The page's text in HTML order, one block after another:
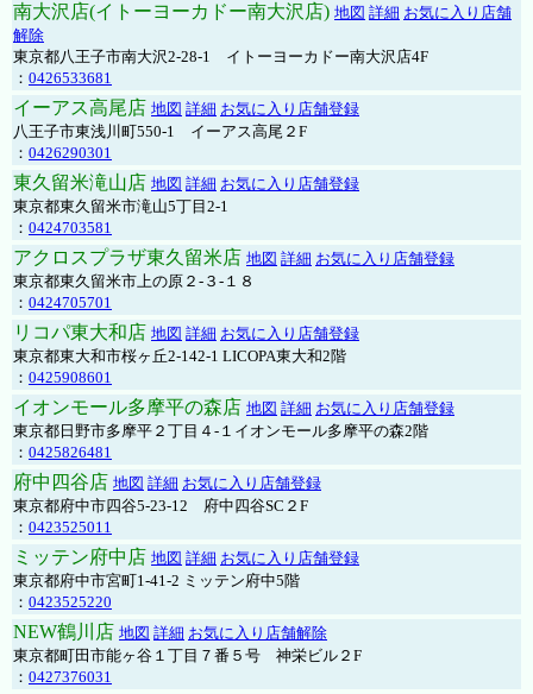
南大沢店(イトーヨーカドー南大沢店) 地図 詳細 お気に入り店舗
解除
東京都八王子市南大沢2-28-1 イトーヨーカドー南大沢店4F
： 0426533681
イーアス高尾店 地図 詳細 お気に入り店舗登録
八王子市東浅川町550-1 イーアス高尾２F
： 0426290301
東久留米滝山店 地図 詳細 お気に入り店舗登録
東京都東久留米市滝山5丁目2-1
： 0424703581
アクロスプラザ東久留米店 地図 詳細 お気に入り店舗登録
東京都東久留米市上の原２-３-１８
： 0424705701
リコパ東大和店 地図 詳細 お気に入り店舗登録
東京都東大和市桜ヶ丘2-142-1 LICOPA東大和2階
： 0425908601
イオンモール多摩平の森店 地図 詳細 お気に入り店舗登録
東京都日野市多摩平２丁目４-１イオンモール多摩平の森2階
： 0425826481
府中四谷店 地図 詳細 お気に入り店舗登録
東京都府中市四谷5-23-12 府中四谷SC２F
： 0423525011
ミッテン府中店 地図 詳細 お気に入り店舗登録
東京都府中市宮町1-41-2 ミッテン府中5階
： 0423525220
NEW鶴川店 地図 詳細 お気に入り店舗解除
東京都町田市能ヶ谷１丁目７番５号 神栄ビル２F
： 0427376031